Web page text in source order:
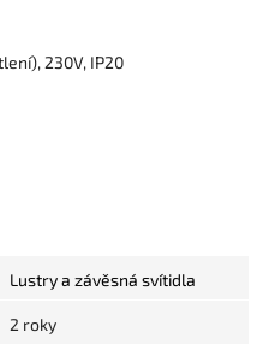
230V, IP20
Lustry a závěsná svítidla
2 roky